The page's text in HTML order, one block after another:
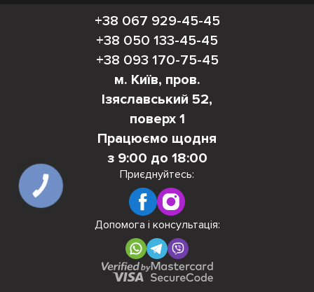
+38 067 929-45-45
+38 050 133-45-45
+38 093 170-75-45
м. Київ, пров.
Ізяславський 52,
поверх 1
Працюємо щодня
з 9:00 до 18:00
Приєднуйтесь:
Допомога і консультація:
КНОПКА
ЗВ'ЯЗКУ